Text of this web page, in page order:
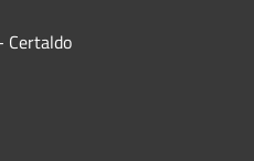
Certaldo